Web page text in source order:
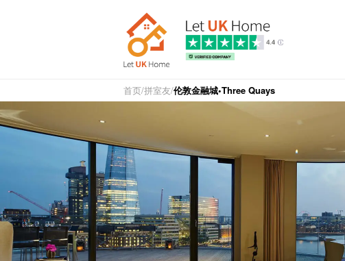
首页/拼室友/伦敦金融城•Three Quays